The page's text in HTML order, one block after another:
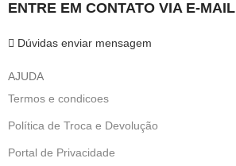
ENTRE EM CONTATO VIA E-MAIL
Dúvidas enviar mensagem
AJUDA
Termos e condicoes
Política de Troca e Devolução
Portal de Privacidade